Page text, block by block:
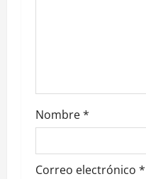
d
a
s
Nombre*
Correo electrónico *